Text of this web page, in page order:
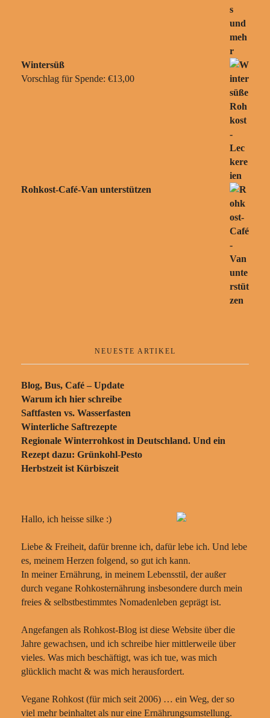
Wintersüß
Vorschlag für Spende: €13,00
Rohkost-Café-Van unterstützen
NEUESTE ARTIKEL
Blog, Bus, Café – Update
Warum ich hier schreibe
Saftfasten vs. Wasserfasten
Winterliche Saftrezepte
Regionale Winterrohkost in Deutschland. Und ein
Rezept dazu: Grünkohl-Pesto
Herbstzeit ist Kürbiszeit
Hallo, ich heisse silke :)
Liebe & Freiheit, dafür brenne ich, dafür lebe ich. Und lebe
es, meinem Herzen folgend, so gut ich kann.
In meiner Ernährung, in meinem Lebensstil, der außer
durch vegane Rohkosternährung insbesondere durch mein
freies & selbstbestimmtes Nomadenleben geprägt ist.
Angefangen als Rohkost-Blog ist diese Website über die
Jahre gewachsen, und ich schreibe hier mittlerweile über
vieles. Was mich beschäftigt, was ich tue, was mich
glücklich macht & was mich herausfordert.
Vegane Rohkost (für mich seit 2006) … ein Weg, der so
viel mehr beinhaltet als nur eine Ernährungsumstellung.